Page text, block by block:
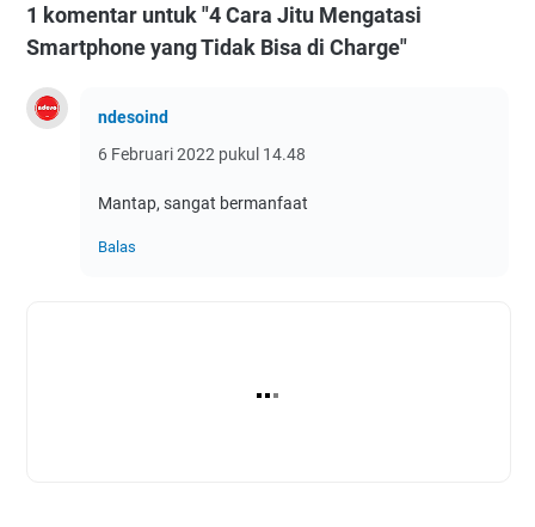
1 komentar untuk "4 Cara Jitu Mengatasi
Smartphone yang Tidak Bisa di Charge"
ndesoind
6 Februari 2022 pukul 14.48
Mantap, sangat bermanfaat
Balas